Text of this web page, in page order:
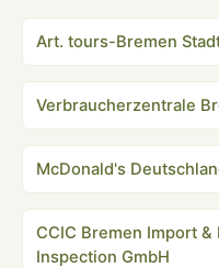
Art. tours-Bremen
Verbraucherzentrale
McDonald's
CCIC Bremen Import
Inspection GmbH